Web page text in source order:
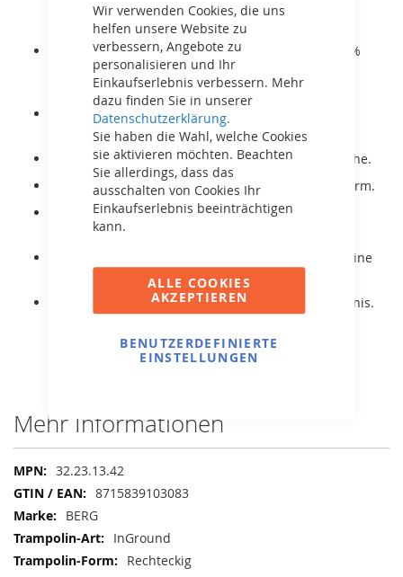
Wir verwenden Cookies, die uns
helfen unsere Website zu
verbessern, Angebote zu
personalisieren und Ihr
Einkaufserlebnis verbessern. Mehr
dazu finden Sie in unserer
Datenschutzerklärung.
Sie haben die Wahl, welche Cookies
sie aktivieren möchten. Beachten
Sie allerdings, dass das
ausschalten von Cookies Ihr
Einkaufserlebnis beeinträchtigen
kann.
ALLE COOKIES
AKZEPTIEREN
BENUTZERDEFINIERTE
EINSTELLUNGEN
Neuheit: Jetzt mit AirFlow Sprungtuch, welches 70%
mehr Luft durchlässt und noch höhere Sprünge
ermöglicht.
Sport-Variante ohne Sicherheitsnetz für junge
Erwachsene ab 14 Jahren!
Einfaches Betreten durch die niedrige Einstiegshöhe.
Extra große Sprungfläche durch die rechteckige Form.
Mit GoldSpring-Solo Federn für besonders hohen
Spungkomfort.
Eine dicke PVC-Schicht oben und unten sorgt für eine
lange Lebensdauer des Schutzrandes.
Sehr stabil und sehr gutes Preis-Leistungs-Verhältnis.
Mehr Informationen
Mehr
Informationen
32.23.13.42
8715839103083
BERG
InGround
Rechteckig